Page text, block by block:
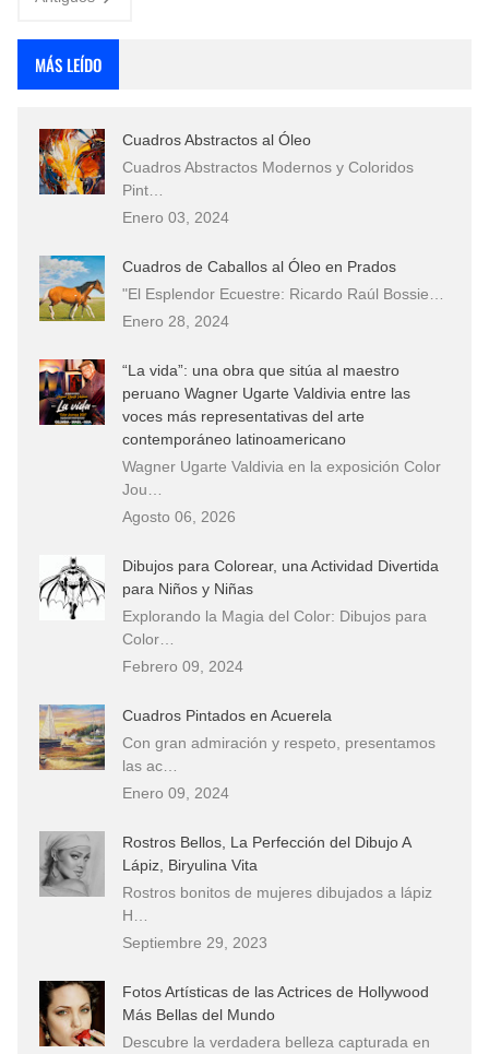
MÁS LEÍDO
Cuadros Abstractos al Óleo
Cuadros Abstractos Modernos y Coloridos
Pint…
Enero 03, 2024
Cuadros de Caballos al Óleo en Prados
"El Esplendor Ecuestre: Ricardo Raúl Bossie…
Enero 28, 2024
“La vida”: una obra que sitúa al maestro
peruano Wagner Ugarte Valdivia entre las
voces más representativas del arte
contemporáneo latinoamericano
Wagner Ugarte Valdivia en la exposición Color
Jou…
Agosto 06, 2026
Dibujos para Colorear, una Actividad Divertida
para Niños y Niñas
Explorando la Magia del Color: Dibujos para
Color…
Febrero 09, 2024
Cuadros Pintados en Acuerela
Con gran admiración y respeto, presentamos
las ac…
Enero 09, 2024
Rostros Bellos, La Perfección del Dibujo A
Lápiz, Biryulina Vita
Rostros bonitos de mujeres dibujados a lápiz
H…
Septiembre 29, 2023
Fotos Artísticas de las Actrices de Hollywood
Más Bellas del Mundo
Descubre la verdadera belleza capturada en